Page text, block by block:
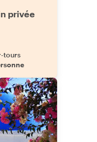
privée
tours